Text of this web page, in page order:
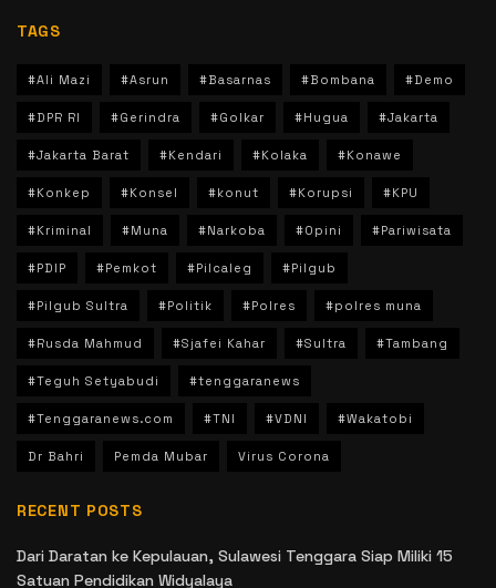
TAGS
#Ali Mazi #Asrun #Basarnas #Bombana #Demo
#DPR RI #Gerindra #Golkar #Hugua #Jakarta
#Jakarta Barat #Kendari #Kolaka #Konawe
#Konkep #Konsel #konut #Korupsi #KPU
#Kriminal #Muna #Narkoba #Opini #Pariwisata
#PDIP #Pemkot #Pilcaleg #Pilgub
#Pilgub Sultra #Politik #Polres #polres muna
#Rusda Mahmud #Sjafei Kahar #Sultra #Tambang
#Teguh Setyabudi #tenggaranews
#Tenggaranews.com #TNI #VDNI #Wakatobi
Dr Bahri Pemda Mubar Virus Corona
RECENT POSTS
Dari Daratan ke Kepulauan, Sulawesi Tenggara Siap Miliki 15
Satuan Pendidikan Widyalaya